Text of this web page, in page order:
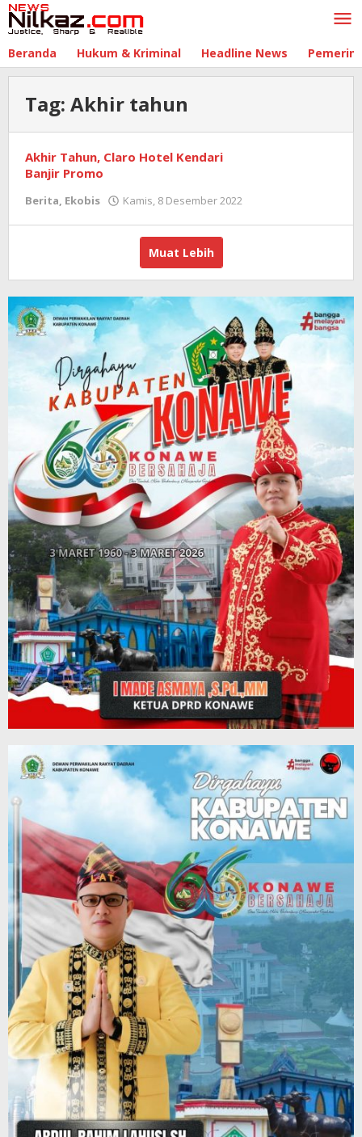
Lewati
ke
Beranda Hukum & Kriminal Headline News
Tag: Akhir tahun
Akhir Tahun, Claro Hotel Kendari
Banjir Promo
Berita, Ekobis Kamis, 8 Desember 2022
Muat Lebih